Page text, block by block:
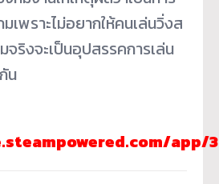
เพราะไม่อยากให้คนเล่นวิ่งส
ริงจะเป็นอุปสรรคการเล่น
น
app/